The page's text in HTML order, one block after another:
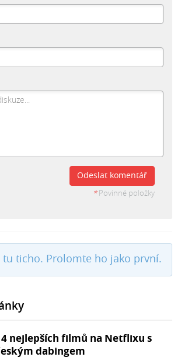
Odeslat komentář
*Povinné položky
tu ticho. Prolomte ho jako první.
nejlepších filmů na Netflixu s
dabingem